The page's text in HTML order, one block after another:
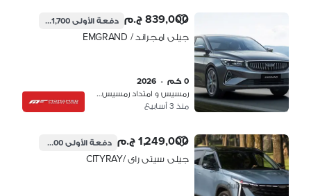
839,000 ج.م دفعة الأولى251,700 ج.م
جيلى امجراند / EMGRAND
0 كم •
2026
رمسيس و امتداد رمسيس، القاهرة
منذ 3 أسابيع
1,249,000 ج.م دفعة الأولى374,700 ج.م
جيلى سيتى راى /CITYRAY